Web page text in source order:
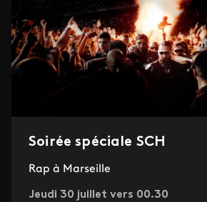
Soirée spéciale SCH
Rap à Marseille
Jeudi 30 juillet vers 00.30